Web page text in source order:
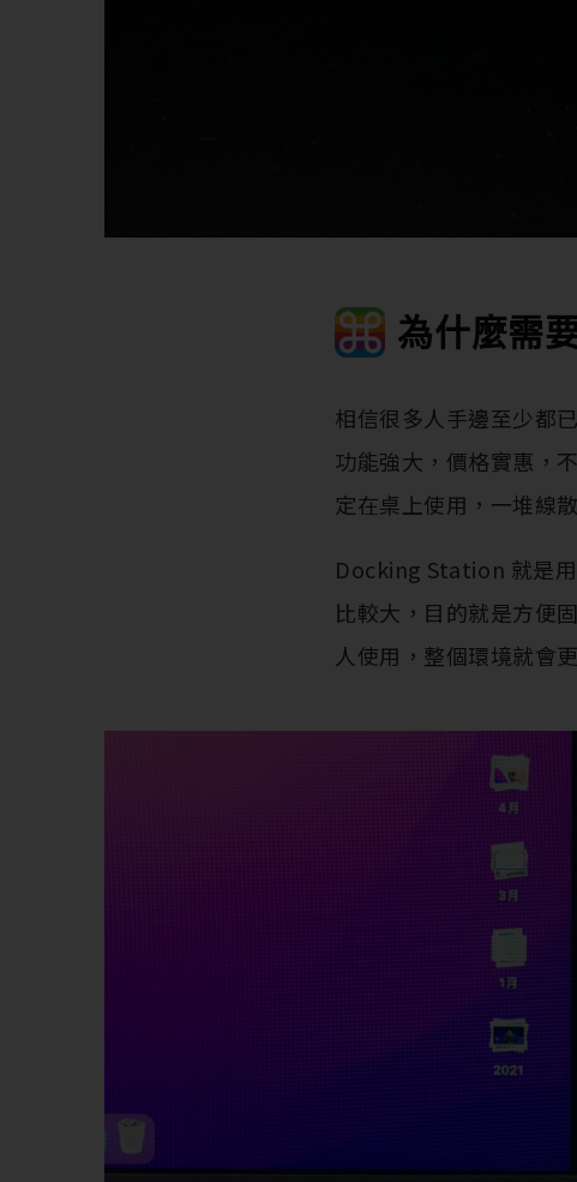
為什麼需
相信很多人手邊至少都
功能強大，價格實惠，
定在桌上使用，一堆線
Docking Station 就是
比較大，目的就是方便
人使用，整個環境就會